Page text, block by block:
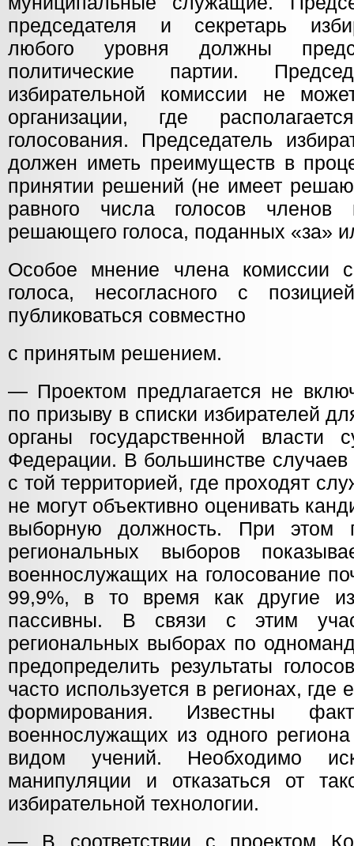
председателя и секретарь
любого уровня должны
политические партии.
избирательной комиссии не
организации, где
голосования. Председатель
должен иметь преимуществ в
принятии решений (не имеет
равного числа голосов
решающего голоса, поданных «за»
Особое мнение члена комиссии
голоса, несогласного с
публиковаться совместно
с принятым решением.
— Проектом предлагается не
по призыву в списки избирателей
органы государственной власти
Федерации. В большинстве случаев
с той территорией, где проходят
не могут объективно оценивать
выборную должность. При этом
региональных выборов
военнослужащих на голосование
99,9%, в то время как другие
пассивны. В связи с этим
региональных выборах по
предопределить результаты
часто используется в регионах, где
формирования. Известны
военнослужащих из одного
видом учений. Необходимо
манипуляции и отказаться от
избирательной технологии.
— В соответствии с проектом